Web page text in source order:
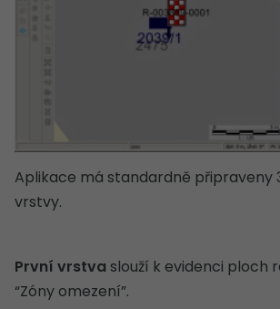
Aplikace má standardně připraveny
vrstvy.
První vrstva slouží k evidenci ploch
“Zóny omezení”.